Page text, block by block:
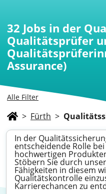
Alle Filter
32 Jobs in der
Qualitätsprüfer
Assurance)
> Fürth >
In der
entscheidende Rolle
hochwertigen
Stöbern Sie durch
Fähigkeiten in diesem
Qualitätskontrolle
Karrierechancen zu